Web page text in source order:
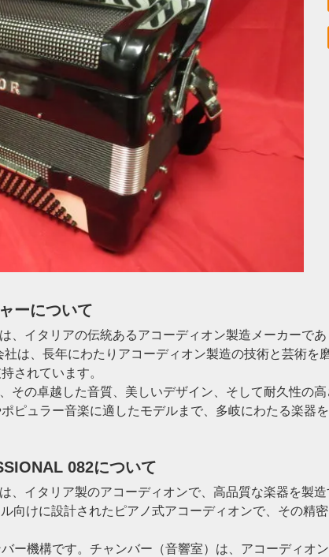
ーについて
、イタリアの伝統あるアコーディオン製造メーカーで
は、長年にわたりアコーディオン製造の技術と芸術
されています。
その卓越した音質、美しいデザイン、そして耐久性の
ピュラー音楽に適したモデルまで、多岐にわたる楽器
082について
、イタリア製のアコーディオンで、高品質な楽器を製
向けに設計されたピアノ式アコーディオンで、その精
ー機構です。チャンバー（音響室）は、アコーディオ